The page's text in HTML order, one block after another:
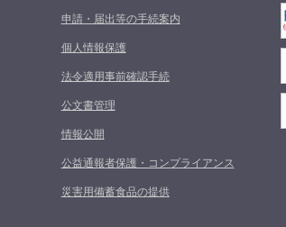
申請・届出等の手続案内
個人情報保護
法令適用事前確認手続
公文書管理
情報公開
公益通報者保護・コンプライアンス
災害用備蓄食品の提供